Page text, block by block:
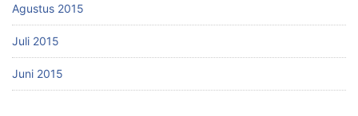
Agustus 2015
Juli 2015
Juni 2015